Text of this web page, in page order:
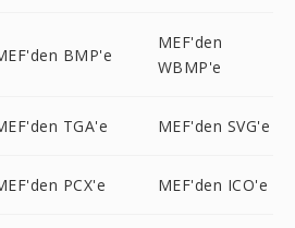
BMP'e
MEF'den
WBMP'e
TGA'e MEF'den SVG'e
PCX'e MEF'den ICO'e